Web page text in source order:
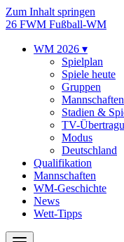
Zum Inhalt springen
26 FWM Fußball-WM
WM 2026 ▾
Spielplan
Spiele heute
Gruppen
Mannschaften
Stadien &
TV-
Modus
Deutschland
Qualifikation
Mannschaften
WM-Geschichte
News
Wett-Tipps